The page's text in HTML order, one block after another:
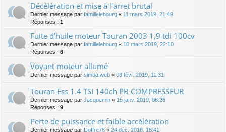
Décélération et mise à l'arret brutal
Dernier message par famillelebourg « 11 mars 2019, 21:49
Réponses : 1
Fuite d’huile moteur Touran 2003 1,9 tdi 100cv
Dernier message par famillelebourg « 10 mars 2019, 22:10
Réponses : 6
Voyant moteur allumé
Dernier message par simba.web « 03 févr. 2019, 11:31
Touran Ess 1.4 TSI 140ch PB COMPRESSEUR
Dernier message par Jacquemin « 15 janv. 2019, 08:26
Réponses : 9
Perte de puissance et faible accélération
Dernier message par Doffre76 « 24 déc. 2018, 18:41